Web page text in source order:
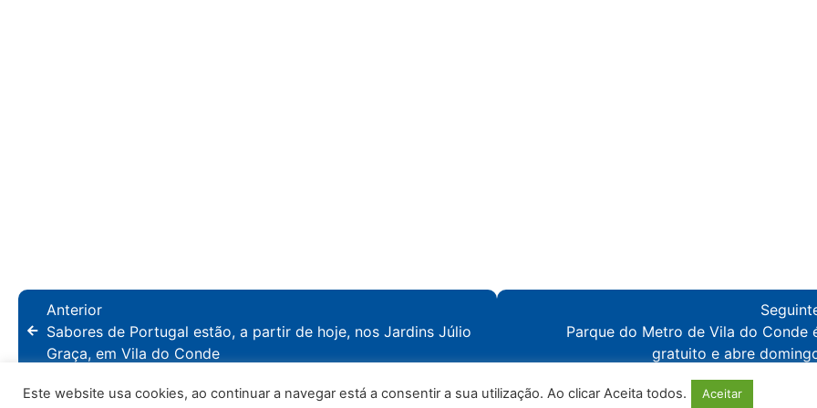
Anterior
Sabores de Portugal estão, a partir de hoje, nos Jardins Júlio
Graça, em Vila do Conde
Parque do Metro de Vila do Conde
gratuito e abre
Este website usa cookies, ao continuar a navegar está a consentir a sua utilização. Ao clicar Aceita todos. Aceitar